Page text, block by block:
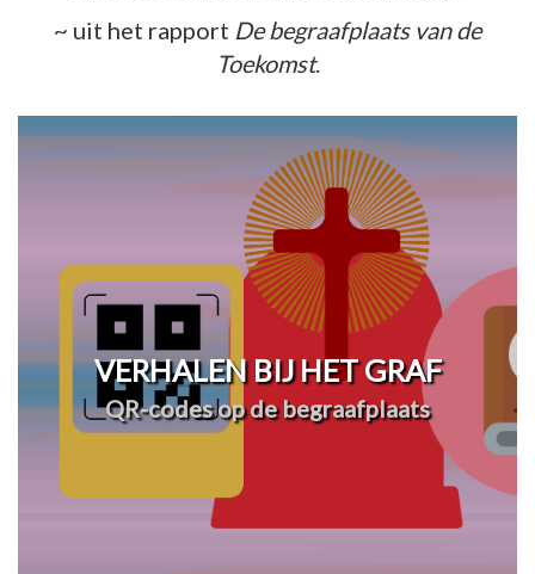
~ uit het rapport De begraafplaats van de
Toekomst.
VERHALEN BIJ HET GRAF
QR-codes op de begraafplaats